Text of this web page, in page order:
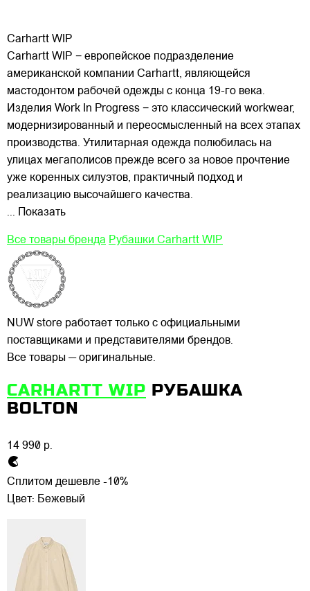
Carhartt WIP
Carhartt WIP − европейское подразделение
американской компании Carhartt, являющейся
мастодонтом рабочей одежды с конца 19-го века.
Изделия Work In Progress − это классический workwear,
модернизированный и переосмысленный на всех этапах
производства. Утилитарная одежда полюбилась на
улицах мегаполисов прежде всего за новое прочтение
уже коренных силуэтов, практичный подход и
реализацию высочайшего качества.
... Показать
Все товары бренда Рубашки Carhartt WIP
NUW store работает только с официальными
поставщиками и представителями брендов.
Все товары — оригинальные.
CARHARTT WIP РУБАШКА
BOLTON
14 990 р.
Сплитом дешевле -10%
Цвет: Бежевый